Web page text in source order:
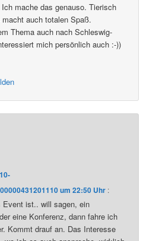
mache das genauso. Tierisch
auch totalen Spaß.
Thema auch nach Schleswig-
mich persönlich auch :-))
um 22:50 Uhr :
Event ist.. will sagen, ein
eine Konferenz, dann fahre ich
Kommt drauf an. Das Interesse